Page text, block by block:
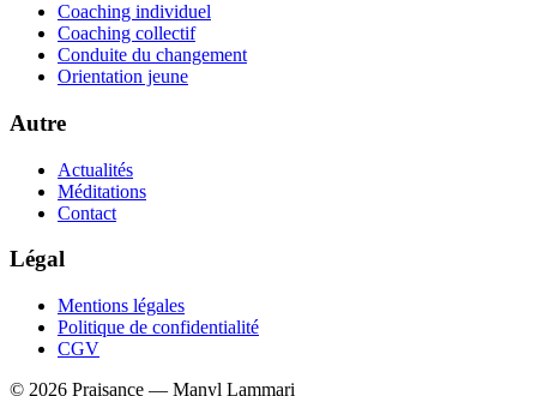
Coaching individuel
Coaching collectif
Conduite du changement
Orientation jeune
Autre
Actualités
Méditations
Contact
Légal
Mentions légales
Politique de confidentialité
CGV
© 2026 Praisance — Manyl Lammari